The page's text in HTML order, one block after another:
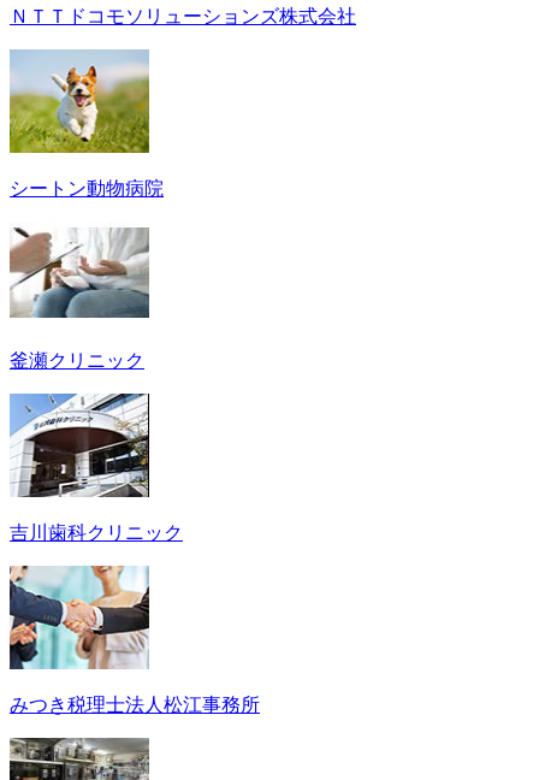
ＮＴＴドコモソリューションズ株式会社
シートン動物病院
釜瀬クリニック
吉川歯科クリニック
みつき税理士法人松江事務所